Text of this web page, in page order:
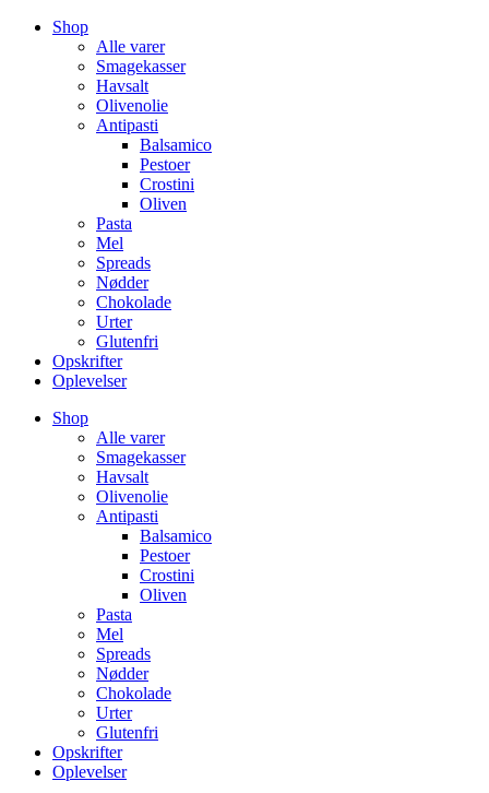
VidereShop
Alle varer
Smagekasser
Havsalt
Olivenolie
Antipasti
Balsamico
Pestoer
Crostini
Oliven
Pasta
Mel
Spreads
Nødder
Chokolade
Urter
Glutenfri
Opskrifter
Oplevelser
Shop
Alle varer
Smagekasser
Havsalt
Olivenolie
Antipasti
Balsamico
Pestoer
Crostini
Oliven
Pasta
Mel
Spreads
Nødder
Chokolade
Urter
Glutenfri
Opskrifter
Oplevelser